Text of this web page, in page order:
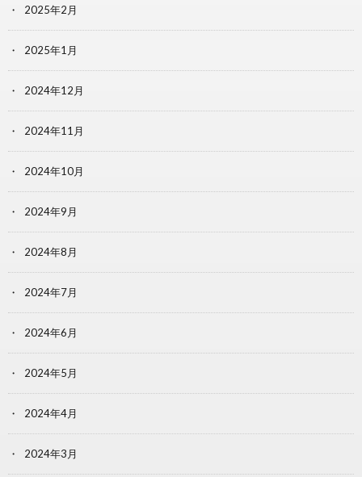
2025年2月
2025年1月
2024年12月
2024年11月
2024年10月
2024年9月
2024年8月
2024年7月
2024年6月
2024年5月
2024年4月
2024年3月